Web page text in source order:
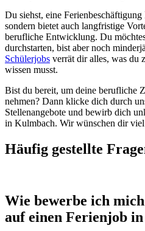
Du siehst, eine
sondern bietet auch langfristige
berufliche Entwicklung. Du
durchstarten, bist aber noch
Schülerjobs verrät dir alles, was du
wissen musst.
Bist du bereit, um deine berufliche
nehmen? Dann klicke dich durch
Stellenangebote und bewirb dich
in Kulmbach. Wir wünschen dir
Häufig gestellte
Wie bewerbe ich
auf einen Ferienjob